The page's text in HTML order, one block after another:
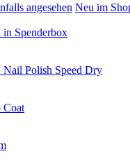
angesehen Neu im
in Spenderbox
Polish Speed Dry
Coat